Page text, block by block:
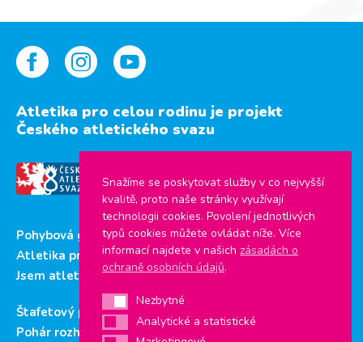
Atletika pro celou rodinu je projekt
Českého atletického svazu
Pohybová gramotnost
Atletika pro děti
Jsem atlet
Štafetový pohár
Pohár rozhlasu
Snažíme se poskytovat služby v co nejvyšší
kvalitě, proto naše stránky využívají
technologii cookies. Povolení jednotlivých
typů cookies můžete ovládat níže. Více
informací najdete v našich zásadách o
ochraně osobních údajů.
NezbytnéNezbytné
Analytické a statistické
Analytické a statistické